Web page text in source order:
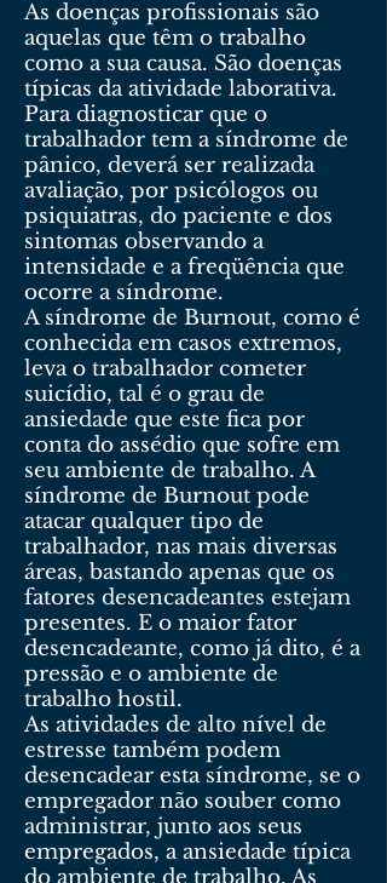
As doenças profissionais são
aquelas que têm o trabalho
como a sua causa. São doenças
típicas da atividade laborativa.
Para diagnosticar que o
trabalhador tem a síndrome de
pânico, deverá ser realizada
avaliação, por psicólogos ou
psiquiatras, do paciente e dos
sintomas observando a
intensidade e a freqüência que
ocorre a síndrome.
A síndrome de Burnout, como é
conhecida em casos extremos,
leva o trabalhador cometer
suicídio, tal é o grau de
ansiedade que este fica por
conta do assédio que sofre em
seu ambiente de trabalho. A
síndrome de Burnout pode
atacar qualquer tipo de
trabalhador, nas mais diversas
áreas, bastando apenas que os
fatores desencadeantes estejam
presentes. E o maior fator
desencadeante, como já dito, é a
pressão e o ambiente de
trabalho hostil.
As atividades de alto nível de
estresse também podem
desencadear esta síndrome, se o
empregador não souber como
administrar, junto aos seus
empregados, a ansiedade típica
do ambiente de trabalho. As